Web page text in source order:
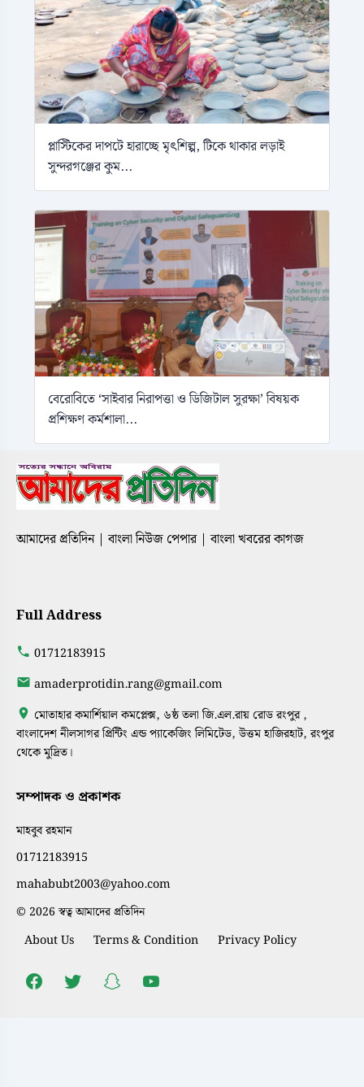
প্লাস্টিকের দাপটে হারাচ্ছে মৃৎশিল্প, টিকে থাকার লড়াই
সুন্দরগঞ্জের কুম...
বেরোবিতে ‘সাইবার নিরাপত্তা ও ডিজিটাল সুরক্ষা’ বিষয়ক
প্রশিক্ষণ কর্মশালা...
আমাদের প্রতিদিন | বাংলা নিউজ পেপার | বাংলা খবরের কাগজ
Full Address
01712183915
amaderprotidin.rang@gmail.com
মোতাহার কমার্শিয়াল কমপ্লেক্স, ৬ষ্ঠ তলা জি.এল.রায় রোড রংপুর ,
বাংলাদেশ নীলসাগর প্রিন্টিং এন্ড প্যাকেজিং লিমিটেড, উত্তম হাজিরহাট, রংপুর
থেকে মুদ্রিত।
সম্পাদক ও প্রকাশক
মাহবুব রহমান
01712183915
mahabubt2003@yahoo.com
© 2026 স্বত্ব আমাদের প্রতিদিন
About Us Terms & Condition Privacy Policy